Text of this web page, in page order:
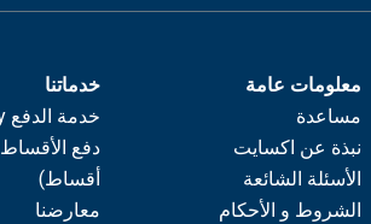
معلومات عامة
مساعدة
نبذة عن اكسايت
الأسئلة الشائعة
الشروط و الأحكام
خدماتنا
خدمة الدفع XPay
دفع
أقساط)
معارضنا